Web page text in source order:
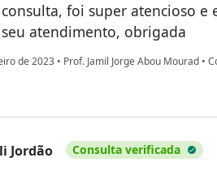
foi super atencioso e
atendimento, obrigada
de 2023 • Prof. Jamil Jorge Abou Mourad •
Jordão Consulta verificada